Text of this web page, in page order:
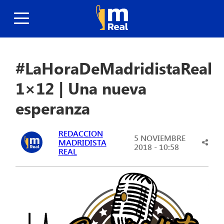
#LaHoraDeMadridistaReal
1×12 | Una nueva
esperanza
REDACCION
MADRIDISTA
REAL
5 NOVIEMBRE
2018 - 10:58